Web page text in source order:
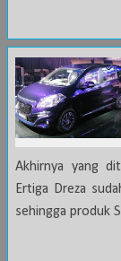
Akhirnya yang
Ertiga Dreza
sehingga produk